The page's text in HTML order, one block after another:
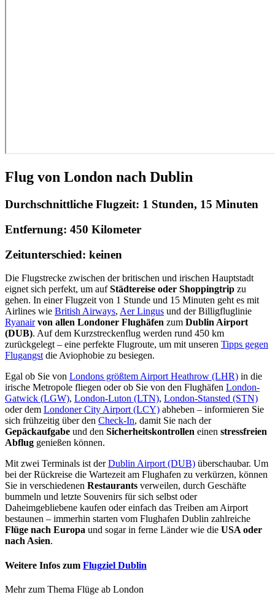
Flug von London nach Dublin
Durchschnittliche Flugzeit: 1 Stunden, 15 Minuten
Entfernung: 450 Kilometer
Zeitunterschied: keinen
Die Flugstrecke zwischen der britischen und irischen Hauptstadt
eignet sich perfekt, um aufStädtereise oder Shoppingtrip zu
gehen. In einer Flugzeit von 1 Stunde und 15 Minuten geht es mit
Airlines wie British Airways, Aer Lingus und der Billigfluglinie
Ryanair von allen Londoner Flughäfen zum Dublin Airport
(DUB). Auf dem Kurzstreckenflug werden rund 450 km
zurückgelegt – eine perfekte Flugroute, um mit unseren Tipps gegen
Flugangst die Aviophobie zu besiegen.
Egal ob Sie von Londons größtem Airport Heathrow (LHR) in die
irische Metropole fliegen oder ob Sie von den Flughäfen London-
Gatwick (LGW), London-Luton (LTN), London-Stansted (STN)
oder dem Londoner City Airport (LCY) abheben – informieren Sie
sich frühzeitig über den Check-In, damit Sie nach der
Gepäckaufgabe und den Sicherheitskontrollen einen stressfreien
Abflug genießen können.
Mit zwei Terminals ist derDublin Airport (DUB) überschaubar. Um
bei der Rückreise die Wartezeit am Flughafen zu verkürzen, können
Sie in verschiedenen Restaurants verweilen, durch Geschäfte
bummeln und letzte Souvenirs für sich selbst oder
Daheimgebliebene kaufen oder einfach das Treiben am Airport
bestaunen – immerhin starten vom Flughafen Dublin zahlreiche
Flüge nach Europa und sogar in ferne Länder wie die USA oder
nach Asien.
Weitere Infos zum Flugziel Dublin
Mehr zum Thema Flüge ab London